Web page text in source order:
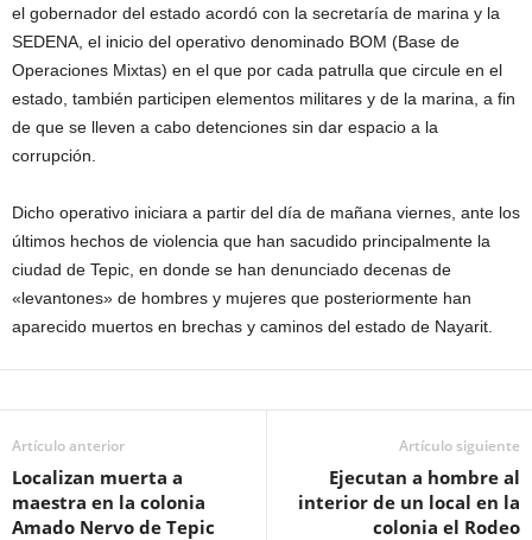
el gobernador del estado acordó con la secretaría de marina y la
SEDENA, el inicio del operativo denominado BOM (Base de
Operaciones Mixtas) en el que por cada patrulla que circule en el
estado, también participen elementos militares y de la marina, a fin
de que se lleven a cabo detenciones sin dar espacio a la
corrupción.
Dicho operativo iniciara a partir del día de mañana viernes, ante los
últimos hechos de violencia que han sacudido principalmente la
ciudad de Tepic, en donde se han denunciado decenas de
«levantones» de hombres y mujeres que posteriormente han
aparecido muertos en brechas y caminos del estado de Nayarit.
Artículo anterior
Localizan muerta a
maestra en la colonia
Amado Nervo de Tepic
Artículo siguiente
Ejecutan a hombre al
interior de un local en la
colonia el Rodeo